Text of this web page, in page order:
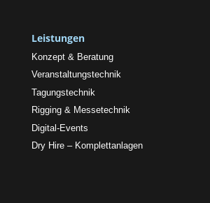
Leistungen
Konzept & Beratung
Veranstaltungstechnik
Tagungstechnik
Rigging & Messetechnik
Digital-Events
Dry Hire – Komplettanlagen